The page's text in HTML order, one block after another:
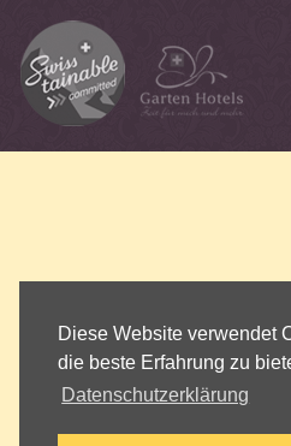
Diese Website verwendet
die beste Erfahrung zu
Datenschutzerklärung